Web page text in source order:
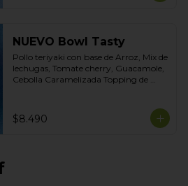
NUEVO Bowl Tasty
Pollo teriyaki con base de Arroz, Mix de
lechugas, Tomate cherry, Guacamole,
Cebolla Caramelizada Topping de
$8.490